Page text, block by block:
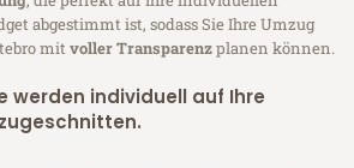
abgestimmt ist, sodass Sie Ihre Umzug
mitvoller Transparenzplanen können.
werden individuell auf Ihre